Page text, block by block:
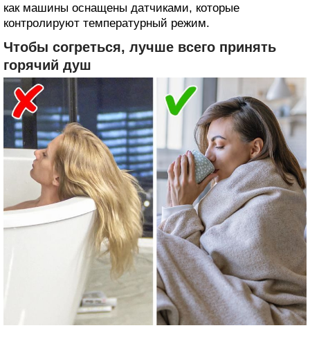
как машины оснащены датчиками, которые
контролируют температурный режим.
Чтобы согреться, лучше всего принять
горячий душ